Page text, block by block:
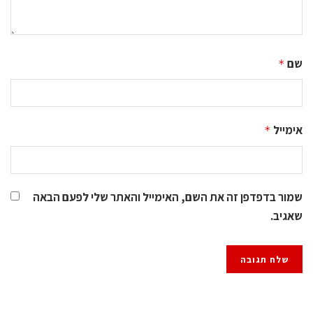
שם *
אימייל *
שמור בדפדפן זה את השם, האימייל והאתר שלי לפעם הבאה
שאגיב.